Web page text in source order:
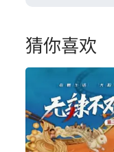
猜你喜欢